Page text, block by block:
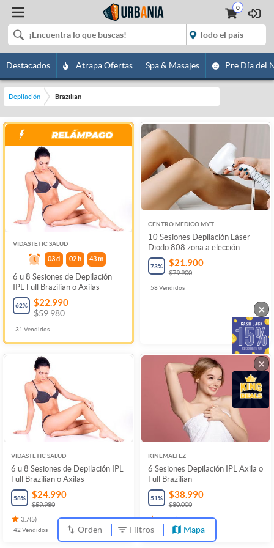
0
Destacados Atrapa Ofertas Spa & Masajes Pre Día del
Depilación Brazilian
VIDASTETIC SALUD
03 d 02 h 43m
6 u 8 Sesiones de Depilación
IPL Full Brazilian o Axilas
62% $22.990
$59.980
31 Vendidos
CENTRO MÉDICO MYT
10 Sesiones Depilación Láser
Diodo 808 zona a elección
73% $21.900
$79.900
58Vendidos
VIDASTETIC SALUD
6 u 8 Sesiones de Depilación IPL
Full Brazilian o Axilas
58% $24.990
$59.980
3.7(5)
42 Vendidos
KINEMALTEZ
6 Sesiones Depilación IPL Axila o
Full Brazilian
51% $38.990
$80.000
4.1(16)
4
Orden Filtros Mapa
×
×